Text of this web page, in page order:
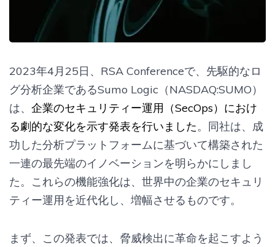
2023年4月25日、RSA Conferenceで、先駆的なロ
グ分析企業であるSumo Logic（NASDAQ:SUMO）
は、 企業のセキュリティー運用（SecOps）におけ
る劇的な変化を示す発表を行いました。同社は、成
功した分析プラットフォームに基づいて構築された
一連の最先端のイノベーションを明らかにしまし
た。これらの機能強化は、世界中の企業のセキュリ
ティー運用を近代化し、増幅させるものです。
まず、この発表では、脅威検出に革命を起こすよう